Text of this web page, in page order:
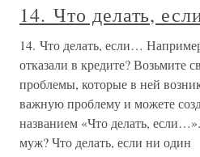
14. Что делать,
14. Что делать, если…
отказали в кредите? Возьмите
проблемы, которые в ней
важную проблему и можете
названием «Что делать,
муж? Что делать, если ни один